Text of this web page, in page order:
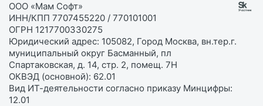
ООО «Мам Софт»
ИНН/КПП 7707455220 / 770101001
ОГРН 1217700330275
Юридический адрес: 105082, Город Москва, вн.тер.г.
муниципальный округ Басманный, пл
Спартаковская, д. 14, стр. 2, помещ. 7Н
ОКВЭД (основной): 62.01
Вид ИТ-деятельности согласно приказу Минцифры:
12.01